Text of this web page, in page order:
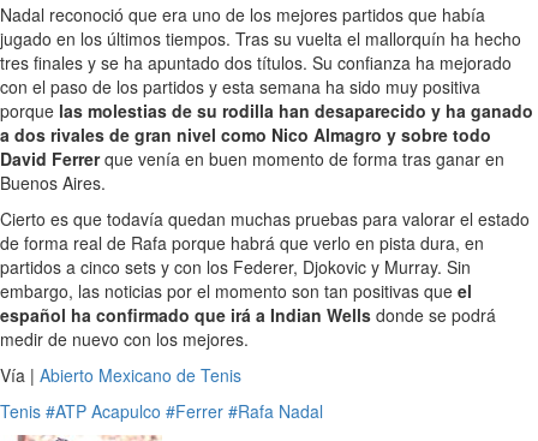
Nadal reconoció que era uno de los mejores partidos que había
jugado en los últimos tiempos. Tras su vuelta el mallorquín ha hecho
tres finales y se ha apuntado dos títulos. Su confianza ha mejorado
con el paso de los partidos y esta semana ha sido muy positiva
porque las molestias de su rodilla han desaparecido y ha ganado
a dos rivales de gran nivel como Nico Almagro y sobre todo
David Ferrerque venía en buen momento de forma tras ganar en
Buenos Aires.
Cierto es que todavía quedan muchas pruebas para valorar el estado
de forma real de Rafa porque habrá que verlo en pista dura, en
partidos a cinco sets y con los Federer, Djokovic y Murray. Sin
embargo, las noticias por el momento son tan positivas que el
español ha confirmado que irá a Indian Wells donde se podrá
medir de nuevo con los mejores.
Vía | Abierto Mexicano de Tenis
Tenis #ATP Acapulco #Ferrer #Rafa Nadal